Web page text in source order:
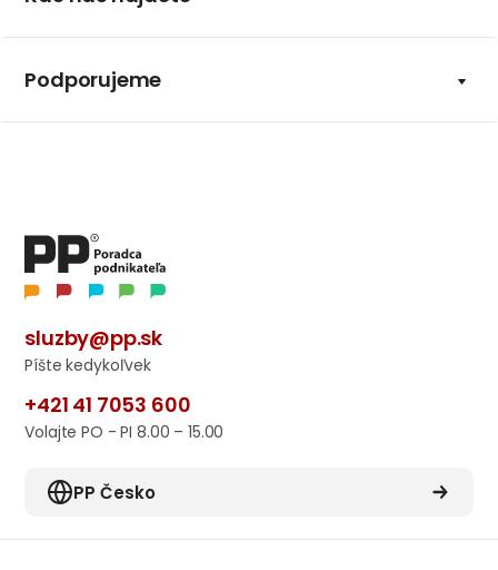
Podporujeme
sluzby@pp.sk
Píšte kedykoľvek
+421 41 7053 600
Volajte PO - PI 8.00 – 15.00
PP Česko